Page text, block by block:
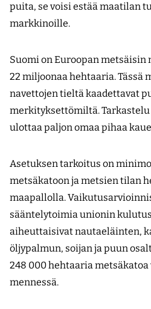
puita, se voisi estää maatilan
markkinoille.
Suomi on Euroopan metsäisin
22 miljoonaa hehtaaria. Tässä
navettojen tieltä kaadettavat
merkityksettömiltä.
ulottaa paljon omaa pihaa
Asetuksen tarkoitus on
metsäkatoon ja metsien tilan
maapallolla.
sääntelytoimia unionin
aiheuttaisivat nautaeläinten,
öljypalmun, soijan ja puun
248 000 hehtaaria metsäkatoa
mennessä.